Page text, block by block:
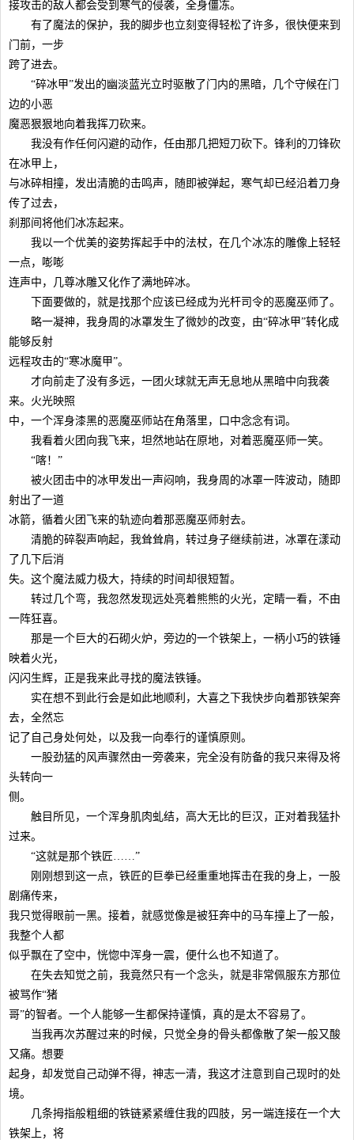
接攻击的敌人都会受到寒气的侵袭，全身僵冻。
有了魔法的保护，我的脚步也立刻变得轻松了许多，很快便来到
门前，一步
跨了进去。
“碎冰甲”发出的幽淡蓝光立时驱散了门内的黑暗，几个守候在门
边的小恶
魔恶狠狠地向着我挥刀砍来。
我没有作任何闪避的动作，任由那几把短刀砍下。锋利的刀锋砍
在冰甲上，
与冰碎相撞，发出清脆的击鸣声，随即被弹起，寒气却已经沿着刀身
传了过去，
刹那间将他们冰冻起来。
我以一个优美的姿势挥起手中的法杖，在几个冰冻的雕像上轻轻
一点，嘭嘭
连声中，几尊冰雕又化作了满地碎冰。
下面要做的，就是找那个应该已经成为光杆司令的恶魔巫师了。
略一凝神，我身周的冰罩发生了微妙的改变，由“碎冰甲”转化成
能够反射
远程攻击的“寒冰魔甲”。
才向前走了没有多远，一团火球就无声无息地从黑暗中向我袭
来。火光映照
中，一个浑身漆黑的恶魔巫师站在角落里，口中念念有词。
我看着火团向我飞来，坦然地站在原地，对着恶魔巫师一笑。
“喀！”
被火团击中的冰甲发出一声闷响，我身周的冰罩一阵波动，随即
射出了一道
冰箭，循着火团飞来的轨迹向着那恶魔巫师射去。
清脆的碎裂声响起，我耸耸肩，转过身子继续前进，冰罩在漾动
了几下后消
失。这个魔法威力极大，持续的时间却很短暂。
转过几个弯，我忽然发现远处亮着熊熊的火光，定睛一看，不由
一阵狂喜。
那是一个巨大的石砌火炉，旁边的一个铁架上，一柄小巧的铁锤
映着火光，
闪闪生辉，正是我来此寻找的魔法铁锤。
实在想不到此行会是如此地顺利，大喜之下我快步向着那铁架奔
去，全然忘
记了自己身处何处，以及我一向奉行的谨慎原则。
一股劲猛的风声骤然由一旁袭来，完全没有防备的我只来得及将
头转向一
侧。
触目所见，一个浑身肌肉虬结，高大无比的巨汉，正对着我猛扑
过来。
“这就是那个铁匠……”
刚刚想到这一点，铁匠的巨拳已经重重地挥击在我的身上，一股
剧痛传来，
我只觉得眼前一黑。接着，就感觉像是被狂奔中的马车撞上了一般，
我整个人都
似乎飘在了空中，恍惚中浑身一震，便什么也不知道了。
在失去知觉之前，我竟然只有一个念头，就是非常佩服东方那位
被骂作“猪
哥”的智者。一个人能够一生都保持谨慎，真的是太不容易了。
当我再次苏醒过来的时候，只觉全身的骨头都像散了架一般又酸
又痛。想要
起身，却发觉自己动弹不得，神志一清，我这才注意到自己现时的处
境。
几条拇指般粗细的铁链紧紧缠住我的四肢，另一端连接在一个大
铁架上，将